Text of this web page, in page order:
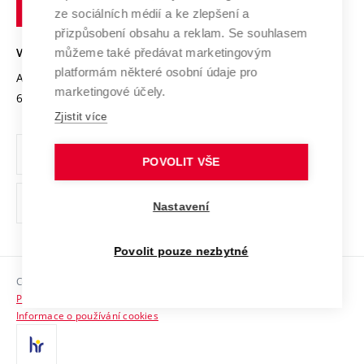
Open Science
Projekty
Projekty ze strukturálních fondů
Specifický výzkum
Mezinárodní dohody
Univerzitní sítě
Podnikavá univerzita / ContriBUTe
Bezpečná univerzita
Vyznamenání
Organizační struktura
Ochrana osobních údajů
odkaz)
Sociální bezpečí
HR Award
Kontakty
technické
VYSOKÉ UČENÍ TECHNICKÉ V BRNĚ
Antonínská 548/1
602 00 Brno
www.vut.cz
vut@vutbr.cz
Copyright © 2026 VUT
Prohlášení o přístupnosti
Informace o používání cookies
ze sociálních médií a ke zlepšení a
přizpůsobení obsahu a reklam. Se souhlasem
můžeme také předávat marketingovým
platformám některé osobní údaje pro
marketingové účely.
Zjistit více
POVOLIT VŠE
Nastavení
Povolit pouze nezbytné